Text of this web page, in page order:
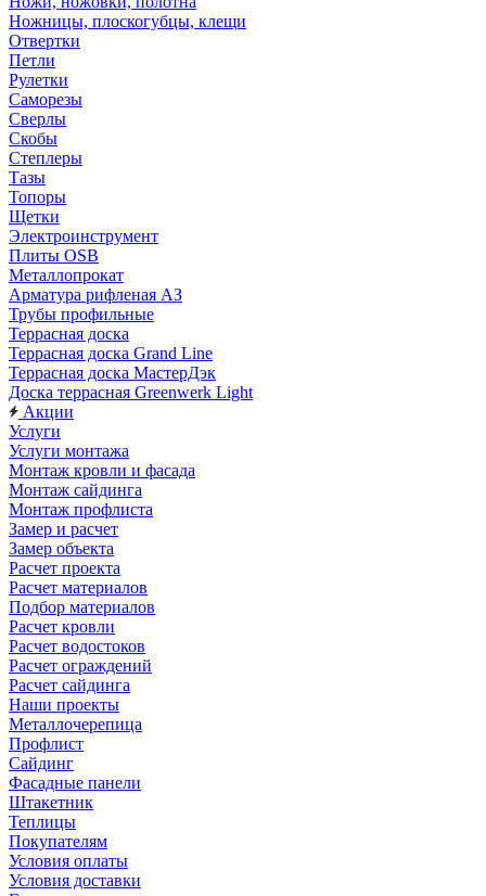
Ножницы, плоскогубцы, клещи
Отвертки
Петли
Рулетки
Саморезы
Сверлы
Скобы
Степлеры
Тазы
Топоры
Щетки
Электроинструмент
Плиты OSB
Металлопрокат
Арматура рифленая АЗ
Трубы профильные
Террасная доска
Террасная доска Grand Line
Террасная доска МастерДэк
Доска террасная Greenwerk Light
Акции
Услуги
Услуги монтажа
Монтаж кровли и фасада
Монтаж сайдинга
Монтаж профлиста
Замер и расчет
Замер объекта
Расчет проекта
Расчет материалов
Подбор материалов
Расчет кровли
Расчет водостоков
Расчет ограждений
Расчет сайдинга
Наши проекты
Металлочерепица
Профлист
Сайдинг
Фасадные панели
Штакетник
Теплицы
Покупателям
Условия оплаты
Условия доставки